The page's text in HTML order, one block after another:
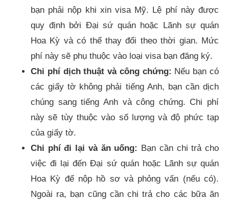
bạn phải nộp khi xin visa Mỹ. Lệ phí này được
quy định bởi Đại sứ quán hoặc Lãnh sự quán
Hoa Kỳ và có thể thay đổi theo thời gian. Mức
phí này sẽ phụ thuộc vào loại visa bạn đăng ký.
Chi phí dịch thuật và công chứng: Nếu bạn có
các giấy tờ không phải tiếng Anh, bạn cần dịch
chúng sang tiếng Anh và công chứng. Chi phí
này sẽ tùy thuộc vào số lượng và độ phức tạp
của giấy tờ.
Chi phí đi lại và ăn uống: Bạn cần chi trả cho
việc đi lại đến Đại sứ quán hoặc Lãnh sự quán
Hoa Kỳ để nộp hồ sơ và phỏng vấn (nếu có).
Ngoài ra, bạn cũng cần chi trả cho các bữa ăn